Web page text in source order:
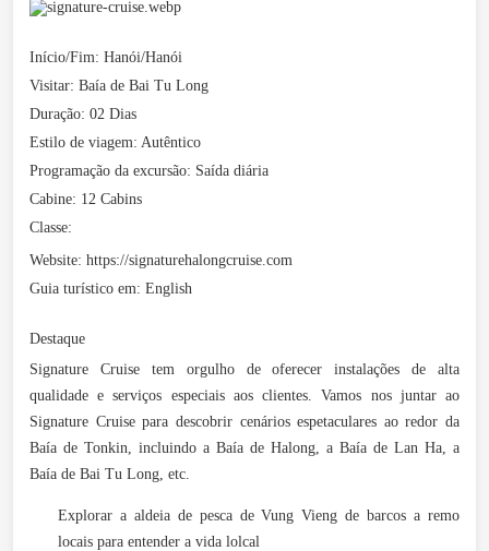
Início/Fim: Hanói/Hanói
Visitar: Baía de Bai Tu Long
Duração: 02 Dias
Estilo de viagem: Autêntico
Programação da excursão: Saída diária
Cabine: 12 Cabins
Classe:
Website: https://signaturehalongcruise.com
Guia turístico em: English
Destaque
Signature Cruise tem orgulho de oferecer instalações de alta
qualidade e serviços especiais aos clientes. Vamos nos juntar ao
Signature Cruise para descobrir cenários espetaculares ao redor da
Baía de Tonkin, incluindo a Baía de Halong, a Baía de Lan Ha, a
Baía de Bai Tu Long, etc.
Explorar a aldeia de pesca de Vung Vieng de barcos a remo
locais para entender a vida lolcal